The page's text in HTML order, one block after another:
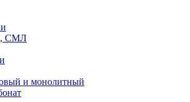
СМЛ
и монолитный